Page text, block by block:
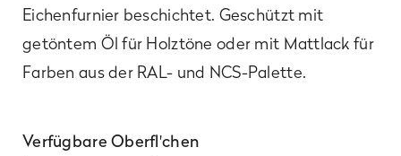
Eichenfurnier beschichtet. Geschützt mit
getöntem Öl für Holztöne oder mit Mattlack für
Farben aus der RAL- und NCS-Palette.
Verfügbare Oberfl'chen